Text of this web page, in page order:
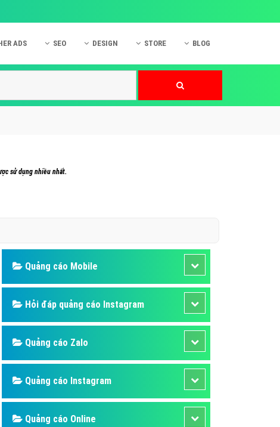
ADS
vụ Domain & Hosting
đáp phần mềm
đáp quảng cáo TVC
đáp quảng cáo Skype
đáp Domain & Hosting
đáp viết bài Marketing
SEO DESIGN STORE BLOG
sử dụng nhiều nhất.
Quảng cáo Mobile
Hỏi đáp quảng cáo Instagram
Quảng cáo Zalo
Quảng cáo Instagram
Quảng cáo Online